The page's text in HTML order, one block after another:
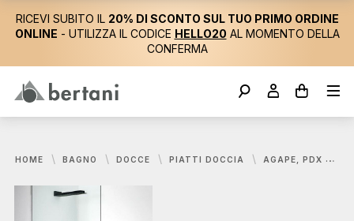
RICEVI SUBITO IL 20% DI SCONTO SUL TUO PRIMO ORDINE
ONLINE - UTILIZZA IL CODICE HELLO20 AL MOMENTO DELLA
CONFERMA
HOME BAGNO DOCCE PIATTI DOCCIA AGAPE, PDX PIATTO DOCCIA 170X80 CM